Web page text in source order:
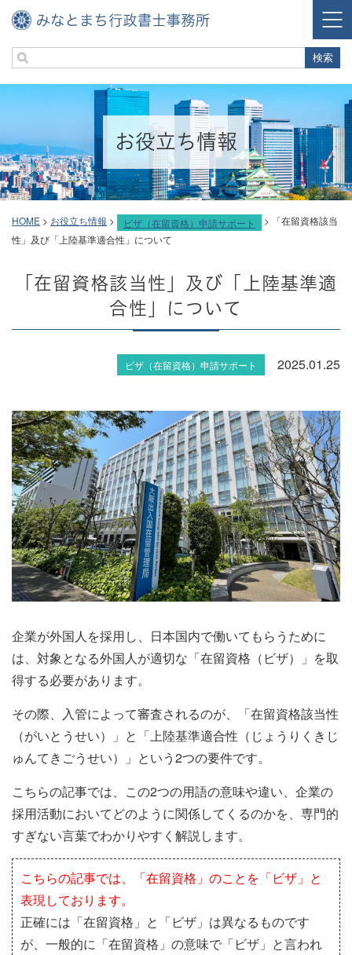
お役立ち情報
HOME > お役立ち情報 > ビザ（在留資格）申請サポート >
「在留資格該当
性」及び「上陸基準適合性」について
「在留資格該当性」及び「上陸基準適
合性」について
ビザ（在留資格）申請サポート 2025.01.25
企業が外国人を採用し、日本国内で働いてもらうために
は、対象となる外国人が適切な「在留資格（ビザ）」を取
得する必要があります。
その際、入管によって審査されるのが、「在留資格該当性
（がいとうせい）」と「上陸基準適合性（じょうりくきじ
ゅんてきごうせい）」という2つの要件です。
こちらの記事では、この2つの用語の意味や違い、企業の
採用活動においてどのように関係してくるのかを、専門的
すぎない言葉でわかりやすく解説します。
こちらの記事では、「在留資格」のことを「ビザ」と
表現しております。
正確には「在留資格」と「ビザ」は異なるものです
が、一般的に「在留資格」の意味で「ビザ」と言われ